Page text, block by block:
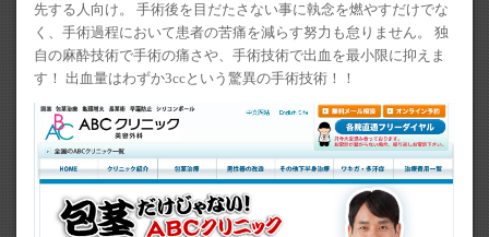
先する人向け。 手術後を目だたさない事に執念を燃やすだけでな
く、手術過程において患者の苦痛を減らす努力も怠りません。 独
自の麻酔技術で手術の痛さや、手術技術で出血を最小限に抑えま
す！ 出血量はわずか3ccという驚異の手術技術！！